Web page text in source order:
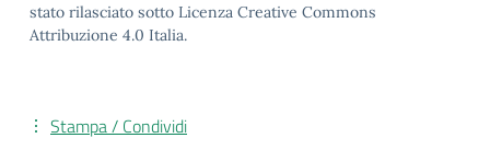
stato rilasciato sotto Licenza Creative Commons
Attribuzione 4.0 Italia.
Stampa / Condividi